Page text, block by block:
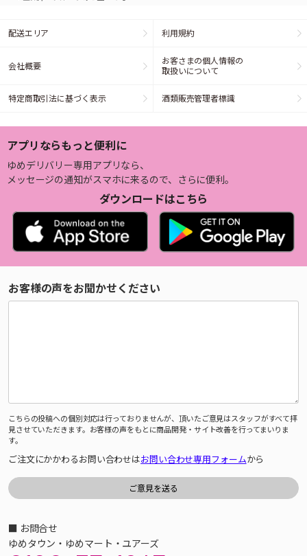
配送エリア 利用規約
会社概要
お客さまの個人情報の
取扱いについて
特定商取引法に基づく表示 酒類販売管理者標識
アプリならもっと便利に
ゆめデリバリー専用アプリなら、
メッセージの通知がスマホに来るので、さらに便利。
ダウンロードはこちら
お客様の声をお聞かせください
こちらの投稿への個別対応は行っておりませんが、頂いたご意見はスタッフがすべて拝
見させていただきます。お客様の声をもとに商品開発・サイト改善を行ってまいりま
す。
ご注文にかかわるお問い合わせはお問い合わせ専用フォームから
■ お問合せ
ゆめタウン・ゆめマート・ユアーズ